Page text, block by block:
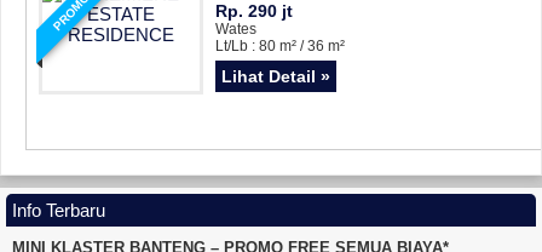
PROMO Rp. 290 jt
Wates
Lt/Lb : 80 m² / 36 m²
Lihat Detail »
Info Terbaru
MINI KLASTER BANTENG – PROMO FREE SEMUA BIAYA*